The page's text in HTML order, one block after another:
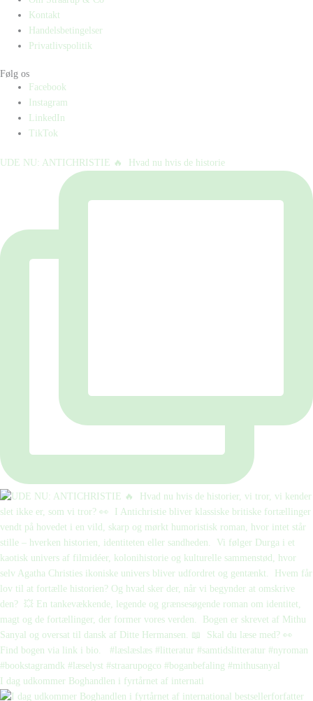
Kontakt
Handelsbetingelser
Privatlivspolitik
Følg os
Facebook
Instagram
LinkedIn
TikTok
UDE NU: ANTICHRISTIE 🔥⁠ ⁠ Hvad nu hvis de historie
I dag udkommer Boghandlen i fyrtårnet af internati